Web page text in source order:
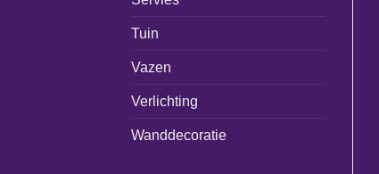
Tuin
Vazen
Verlichting
Wanddecoratie